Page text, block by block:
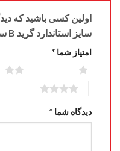
اولین کسی باشید که
سایز استاندارد گرید B سانتافه 2.4 (ix45)”
امتیاز شما *
دیدگاه شما *